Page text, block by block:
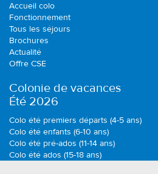
Accueil colo
Fonctionnement
Tous les séjours
Brochures
Actualité
Offre CSE
Colonie de vacances
Été 2026
Colo été premiers départs (4-5 ans)
Colo été enfants (6-10 ans)
Colo été pré-ados (11-14 ans)
Colo été ados (15-18 ans)